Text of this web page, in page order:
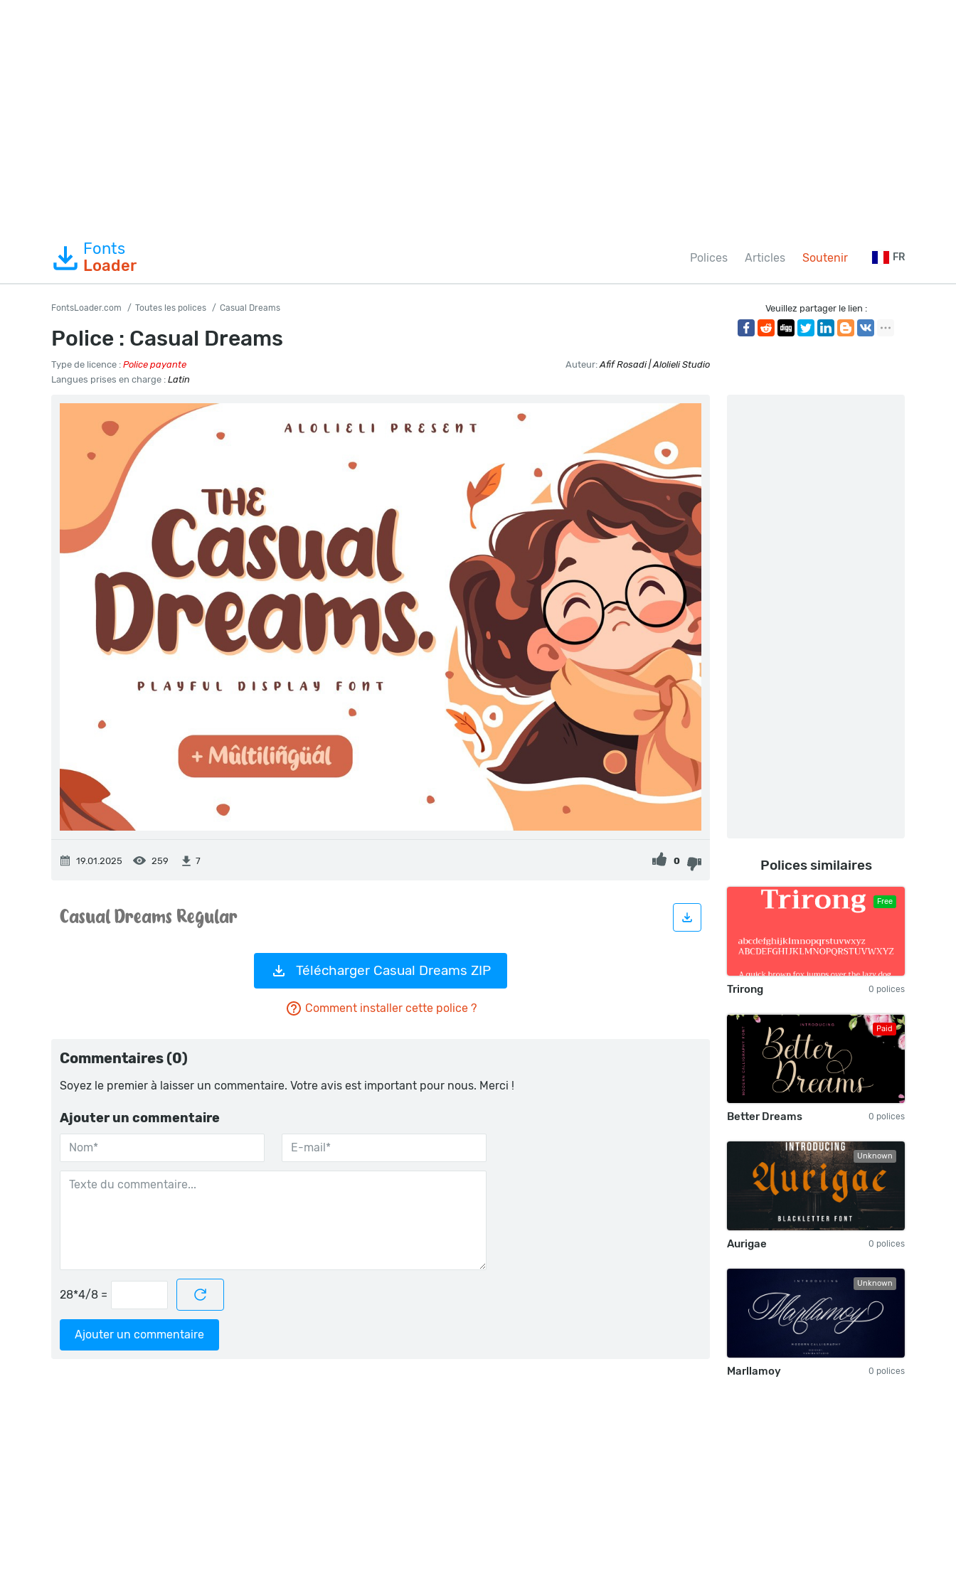
Fonts
Loader
Polices Articles Soutenir FR
FontsLoader.com Toutes les polices Casual Dreams
Police : Casual Dreams
Type de licence : Police payante Auteur:Afif Rosadi | Alolieli Studio
Langues prises en charge : Latin
Veuillez partager le lien :
19.01.2025 259 7 0
Télécharger Casual Dreams ZIP
Comment installer cette police ?
Commentaires (0)
Soyez le premier à laisser un commentaire. Votre avis est important pour nous. Merci !
Ajouter un commentaire
=
Ajouter un commentaire
Polices similaires
Free
Trirong 0 polices
Paid
Better Dreams 0 polices
Unknown
Aurigae 0 polices
Unknown
Marllamoy 0 polices